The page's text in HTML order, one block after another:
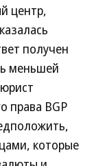
центр,
получен
меньшей
права BGP
которые